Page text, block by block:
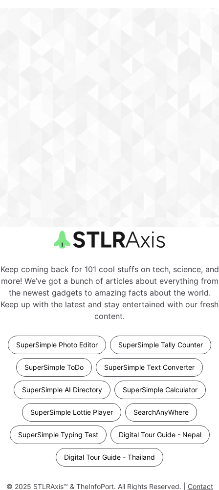
Keep coming back for 101 cool stuffs on tech, science, and
more! We’ve got a bunch of articles about everything from
the newest gadgets to amazing facts about the world.
Keep up with the latest and stay entertained with our fresh
content.
SuperSimple Photo Editor SuperSimple Tally Counter
SuperSimple ToDo SuperSimple Text Converter
SuperSimple AI Directory SuperSimple Calculator
SuperSimple Lottie Player SearchAnyWhere
SuperSimple Typing Test Digital Tour Guide - Nepal
Digital Tour Guide - Thailand
© 2025 STLRAxis™ & TheInfoPort. All Rights Reserved. | Contact